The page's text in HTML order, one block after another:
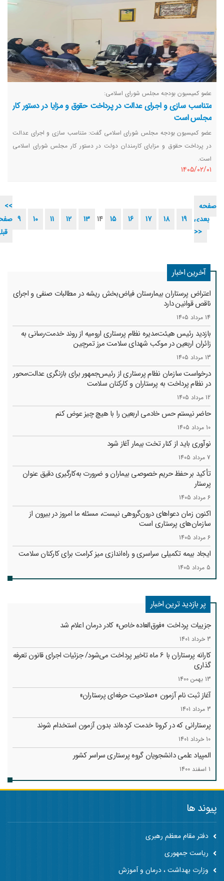
عضو کمیسیون بودجه مجلس شورای اسلامی:
متناسب سازی و اجرای عدالت در پرداخت حقوق و مزایا در دستور کار
مجلس است
عضو کمیسیون بودجه مجلس شورای اسلامی گفت: متناسب سازی و اجرای عدالت
در پرداخت حقوق و مزایای کارمندان دولت در دستور کار مجلس شورای اسلامی
است.
١٤٠٥/٠٢/٠١
<<
9 10 11 12 13 14 15 16 17 18 19
صفحه
بعدی
>>
آخرین اخبار
اعتراض پرستاران بیمارستان فیاض‌بخش ریشه در مطالبات صنفی و اجرای
ناقص قوانین دارد
14 مرداد 1405
بازدید رئیس هیئت‌مدیره نظام پرستاری ارومیه از روند خدمت‌رسانی به
زائران اربعین در موکب شهدای سلامت مرز تمرچین
13 مرداد 1405
درخواست سازمان نظام پرستاری از رئیس‌جمهور برای بازنگری عدالت‌محور
در نظام پرداخت به پرستاران و کارکنان سلامت
12 مرداد 1405
حاضر نیستم حس خادمی اربعین را با هیچ چیز عوض کنم
10 مرداد 1405
نوآوری باید از کنار تخت بیمار آغاز شود
7 مرداد 1405
تأکید بر حفظ حریم خصوصی بیماران و ضرورت به‌کارگیری دقیق عنوان
پرستار
6 مرداد 1405
اکنون زمان دعواهای درون‌گروهی نیست، مسئله ما امروز در بیرون از
سازمان‌های پرستاری است
6 مرداد 1405
ایجاد بیمه تکمیلی سراسری و راه‌اندازی میز کرامت برای کارکنان سلامت
5 مرداد 1405
پر بازدید ترین اخبار
جزییات پرداخت «فوق‌العاده خاص» کادر درمان اعلام شد
3 خرداد 1401
کارانه‌ پرستاران با 6 ماه تاخیر پرداخت می‌شود/ جزئیات اجرای قانون تعرفه
گذاری
13 بهمن 1400
آغاز ثبت نام آزمون «صلاحیت حرفه‌ای پرستاران»
3 مرداد 1401
پرستارانی که در کرونا خدمت کرد‌ه‌اند بدون آزمون استخدام شوند
10 خرداد 1401
المپیاد علمی دانشجویان گروه پرستاری سراسر کشور
1 اسفند 1400
پیوند ها
دفتر مقام معظم رهبری
ریاست جمهوری
وزارت بهداشت ، درمان و آموزش